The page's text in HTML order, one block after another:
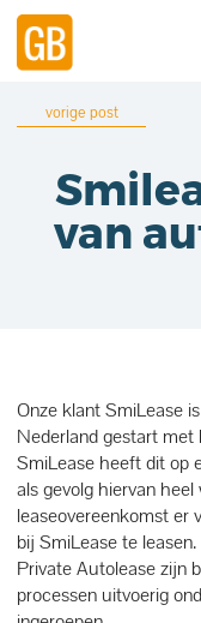
vorige post
van
Onze klant SmiLease
Nederland gestart met
SmiLease heeft dit op
als gevolg hiervan
leaseovereenkomst er
bij SmiLease te
Private Autolease zijn
processen uitvoerig